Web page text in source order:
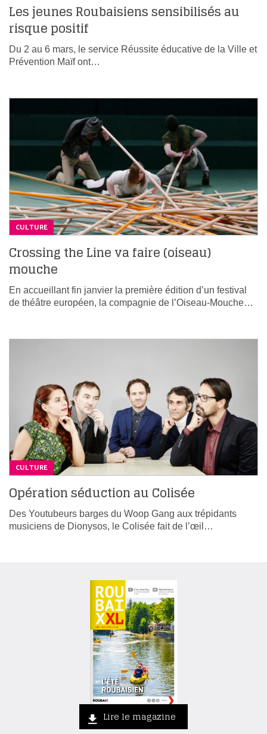
Les jeunes Roubaisiens sensibilisés au
risque positif
Du 2 au 6 mars, le service Réussite éducative de la Ville et
Prévention Maïf ont…
CULTURE
Crossing the Line va faire (oiseau)
mouche
En accueillant fin janvier la première édition d’un festival
de théâtre européen, la compagnie de l’Oiseau-Mouche…
CULTURE
Opération séduction au Colisée
Des Youtubeurs barges du Woop Gang aux trépidants
musiciens de Dionysos, le Colisée fait de l’œil…
Lire le magazine